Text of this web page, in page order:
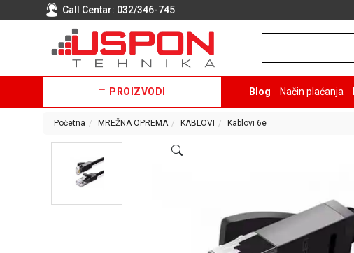
Call Centar: 032/346-745
PROIZVODI Blog Način plaćanja
Početna MREŽNA OPREMA KABLOVI Kablovi 6e